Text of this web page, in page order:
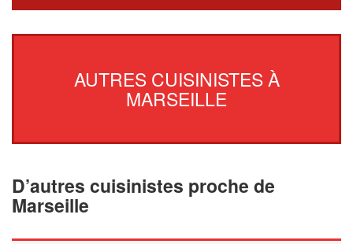
AUTRES CUISINISTES À
MARSEILLE
D’autres cuisinistes proche de
Marseille